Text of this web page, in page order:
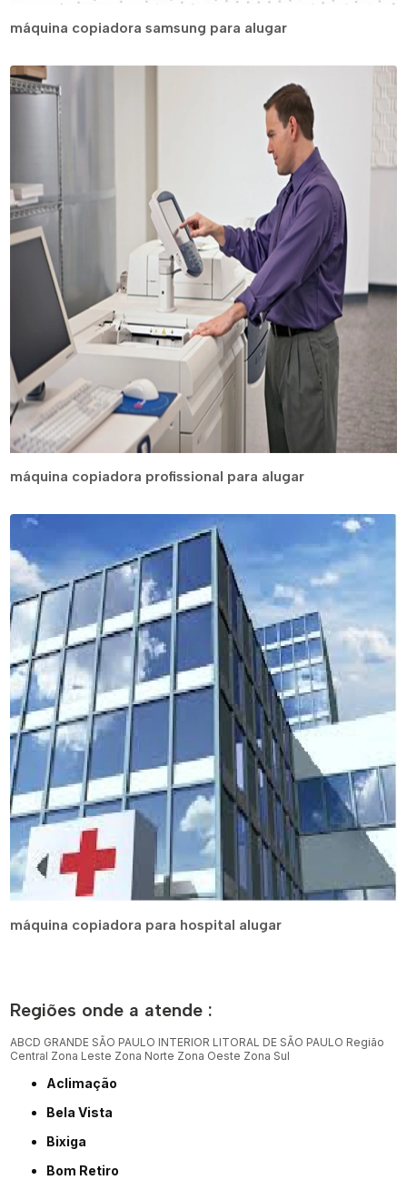
máquina copiadora samsung para alugar
máquina copiadora profissional para alugar
máquina copiadora para hospital alugar
Regiões onde a atende :
ABCD GRANDE SÃO PAULO INTERIOR LITORAL DE SÃO PAULO Região
Central Zona Leste Zona Norte Zona Oeste Zona Sul
Aclimação
Bela Vista
Bixiga
Bom Retiro